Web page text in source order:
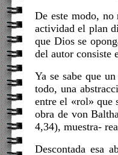
De este modo, no
actividad el plan
que Dios se
del autor consiste
Ya se sabe que
todo, una
entre el «rol» que
obra de von
4,34), muestra-
Descontada esa